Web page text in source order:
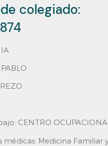
colegiado:
CENTRO
médicas: Medicina Familiar